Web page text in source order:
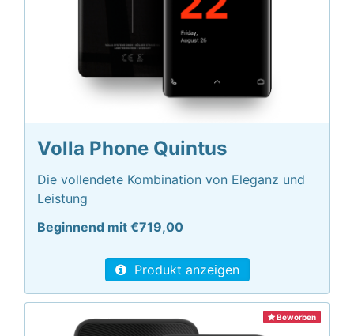
Volla Phone Quintus
Die vollendete Kombination von Eleganz und
Leistung
Beginnend mit €719,00
Produkt anzeigen
Beworben